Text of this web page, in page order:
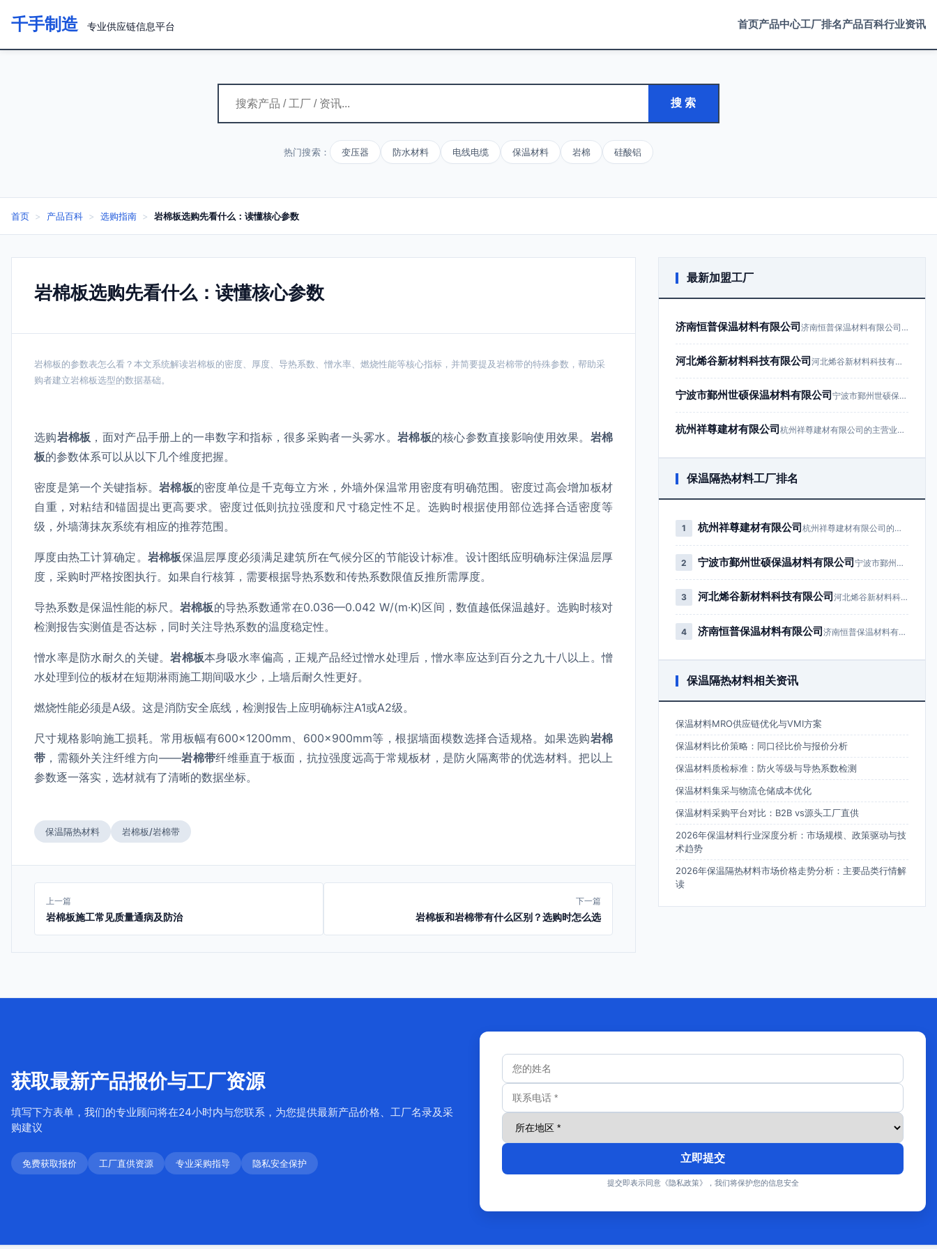
千手制造 专业供应链信息平台 首页产品中心工厂排名产品百科行业资讯
搜 索
热门搜索： 变压器 防水材料 电线电缆 保温材料 岩棉 硅酸铝
首页 > 产品百科 > 选购指南 > 岩棉板选购先看什么：读懂核心参数
岩棉板选购先看什么：读懂核心参数
岩棉板的参数表怎么看？本文系统解读岩棉板的密度、厚度、导热系数、憎水率、燃烧性能等核心指标，并简要提及岩棉带的特殊参数，帮助采
购者建立岩棉板选型的数据基础。
选购岩棉板 ，面对产品手册上的一串数字和指标，很多采购者一头雾水。 岩棉板的核心参数直接影响使用效果。 岩棉
板的参数体系可以从以下几个维度把握。
密度是第一个关键指标。岩棉板的密度单位是千克每立方米，外墙外保温常用密度有明确范围。密度过高会增加板材
自重，对粘结和锚固提出更高要求。密度过低则抗拉强度和尺寸稳定性不足。选购时根据使用部位选择合适密度等
级，外墙薄抹灰系统有相应的推荐范围。
厚度由热工计算确定。 岩棉板保温层厚度必须满足建筑所在气候分区的节能设计标准。设计图纸应明确标注保温层厚
度，采购时严格按图执行。如果自行核算，需要根据导热系数和传热系数限值反推所需厚度。
导热系数是保温性能的标尺。岩棉板的导热系数通常在0.036—0.042 W/(m·K)区间，数值越低保温越好。选购时核对
检测报告实测值是否达标，同时关注导热系数的温度稳定性。
憎水率是防水耐久的关键。岩棉板本身吸水率偏高，正规产品经过憎水处理后，憎水率应达到百分之九十八以上。憎
水处理到位的板材在短期淋雨施工期间吸水少，上墙后耐久性更好。
燃烧性能必须是A级。这是消防安全底线，检测报告上应明确标注A1或A2级。
尺寸规格影响施工损耗。常用板幅有600×1200mm、600×900mm等，根据墙面模数选择合适规格。如果选购岩棉
带 ，需额外关注纤维方向——岩棉带纤维垂直于板面，抗拉强度远高于常规板材，是防火隔离带的优选材料。把以上
参数逐一落实，选材就有了清晰的数据坐标。
保温隔热材料 岩棉板/岩棉带
上一篇
岩棉板施工常见质量通病及防治
下一篇
岩棉板和岩棉带有什么区别？选购时怎么选
最新加盟工厂
济南恒普保温材料有限公司 济南恒普保温材料有限公司成立于201…
河北烯谷新材料科技有限公司 河北烯谷新材料科技有限公司成立于20…
宁波市鄞州世硕保温材料有限公司 宁波市鄞州世硕保温材料有限公司成立于…
杭州祥尊建材有限公司 杭州祥尊建材有限公司的主营业务为建筑…
保温隔热材料工厂排名
1 杭州祥尊建材有限公司 杭州祥尊建材有限公司的主营业务为…
2 宁波市鄞州世硕保温材料有限公司 宁波市鄞州世硕保温材料有限公司成…
3 河北烯谷新材料科技有限公司 河北烯谷新材料科技有限公司成立于…
4 济南恒普保温材料有限公司 济南恒普保温材料有限公司成立于2…
保温隔热材料相关资讯
保温材料MRO供应链优化与VMI方案
保温材料比价策略：同口径比价与报价分析
保温材料质检标准：防火等级与导热系数检测
保温材料集采与物流仓储成本优化
保温材料采购平台对比：B2B vs源头工厂直供
2026年保温材料行业深度分析：市场规模、政策驱动与技
术趋势
2026年保温隔热材料市场价格走势分析：主要品类行情解
读
获取最新产品报价与工厂资源
填写下方表单，我们的专业顾问将在24小时内与您联系，为您提供最新产品价格、工厂名录及采
购建议
免费获取报价 工厂直供资源 专业采购指导 隐私安全保护 立即提交
提交即表示同意《隐私政策》，我们将保护您的信息安全